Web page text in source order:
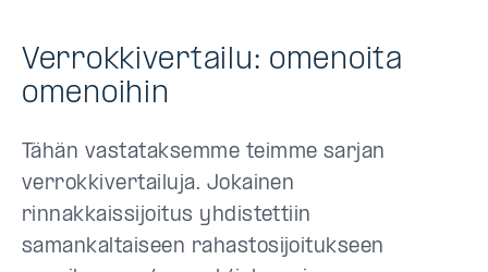
Verrokkivertailu: omenoita
omenoihin
Tähän vastataksemme teimme sarjan
verrokkivertailuja. Jokainen
rinnakkaissijoitus yhdistettiin
samankaltaiseen rahastosijoitukseen